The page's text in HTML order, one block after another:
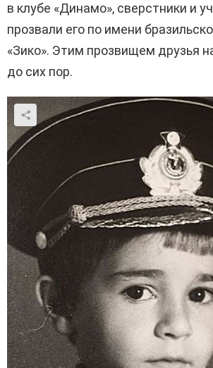
в клубе «Динамо», сверстники и
прозвали его по имени
«Зико». Этим прозвищем друзья
до сих пор.